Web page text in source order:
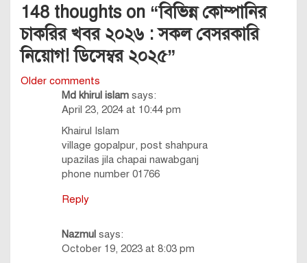
148 thoughts on “বিভিন্ন কোম্পানির
চাকরির খবর ২০২৬ : সকল বেসরকারি
নিয়োগ! ডিসেম্বর ২০২৫”
Comments
navigation
Older comments
Md khirul islam says:
April 23, 2024 at 10:44 pm
Khairul Islam
village gopalpur, post shahpura
upazilas jila chapai nawabganj
phone number 01766
Reply
Nazmul says:
October 19, 2023 at 8:03 pm